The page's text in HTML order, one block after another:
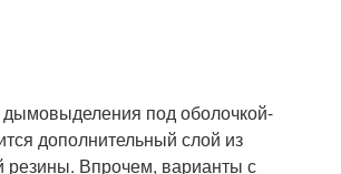
под оболочкой-
дополнительный слой из
резины. Впрочем, варианты с